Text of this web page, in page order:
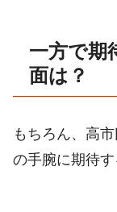
一方で期
面は？
もちろん、高
の手腕に期待す